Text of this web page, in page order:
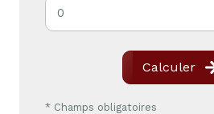
Calculer
* Champs obligatoires